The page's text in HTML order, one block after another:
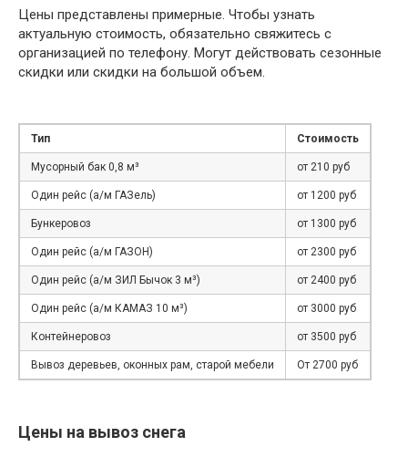
Цены представлены примерные. Чтобы узнать
актуальную стоимость, обязательно свяжитесь с
организацией по телефону. Могут действовать сезонные
скидки или скидки на большой объем.
Тип Стоимость
Мусорный бак 0,8 м³ от 210 руб
Один рейс (а/м ГАЗель) от 1200 руб
Бункеровоз от 1300 руб
Один рейс (а/м ГАЗОН) от 2300 руб
Один рейс (а/м ЗИЛ Бычок 3 м³) от 2400 руб
Один рейс (а/м КАМАЗ 10 м³) от 3000 руб
Контейнеровоз от 3500 руб
Вывоз деревьев, оконных рам, старой мебели От 2700 руб
Цены на вывоз снега